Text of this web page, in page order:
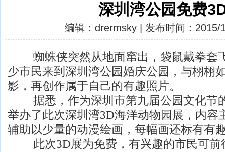
深圳湾公园免费
编辑：drermsky | 发布时间：2015/
蜘蛛侠突然从地面窜出，袋鼠戴拳套
少市民来到深圳湾公园婚庆公园，与栩栩
影，再创作属于自己的有趣照片。
据悉，作为深圳市第九届公园文化节
举办了此次深圳湾3D海洋动物园展，内容
辅助以少量的动漫绘画，每幅画还标有有
此次3D展为免费，有兴趣的市民可前